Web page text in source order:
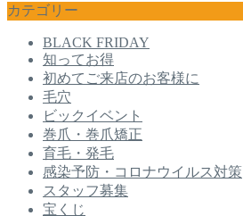
カテゴリー
BLACK FRIDAY
知ってお得
初めてご来店のお客様に
毛穴
ビックイベント
巻爪・巻爪矯正
育毛・発毛
感染予防・コロナウイルス対策
スタッフ募集
宝くじ